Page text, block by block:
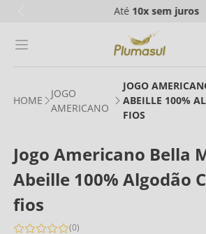
Até 10xsem juros
JOGO
AMERICANO
JOGO
ABEILLE 100%
FIOS
Jogo Americano Bella
Abeille 100% Algodão
fios
(0)